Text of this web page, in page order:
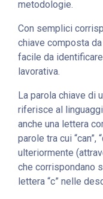
metodologie.
Con semplici
chiave composta
facile da
lavorativa.
La parola chiave di
riferisce al
anche una lettera
parole tra cui “can”,
ulteriormente
che corrispondano
lettera “c” nelle